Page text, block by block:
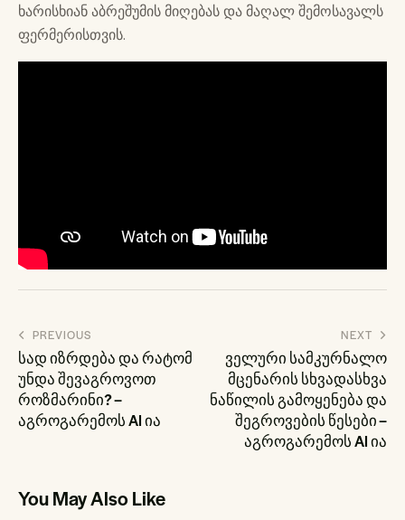
ხარისხიან აბრეშუმის მიღებას და მაღალ შემოსავალს
ფერმერისთვის.
პოსტის
ნავიგაცია
PREVIOUS
სად იზრდება და რატომ
უნდა შევაგროვოთ
როზმარინი? –
აგროგარემოს AI ია
NEXT
ველური სამკურნალო
მცენარის სხვადასხვა
ნაწილის გამოყენება და
შეგროვების წესები –
აგროგარემოს AI ია
You May Also Like